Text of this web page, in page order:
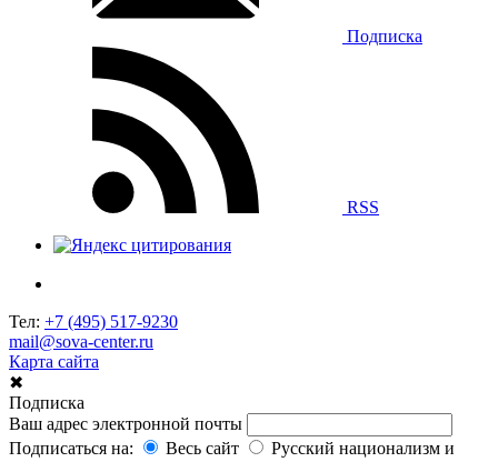
Подписка
RSS
Тел: +7 (495) 517-9230
mail@sova-center.ru
Карта сайта
✖
Подписка
Ваш адрес электронной почты
Подписаться на:
Весь сайт
Русский национализм и